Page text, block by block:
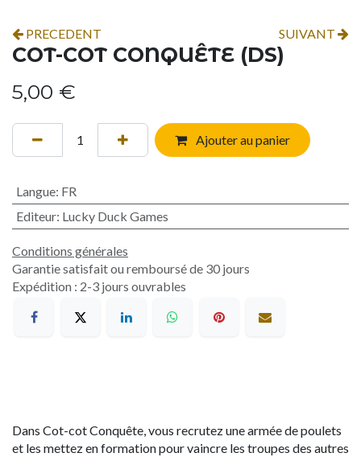
PRECEDENT SUIVANT
COT-COT CONQUÊTE (DS)
5,00 €
Ajouter au panier
Langue: FR
Editeur: Lucky Duck Games
Conditions générales
Garantie satisfait ou remboursé de 30 jours
Expédition : 2-3 jours ouvrables
Dans Cot-cot Conquête, vous recrutez une armée de poulets
et les mettez en formation pour vaincre les troupes des autres